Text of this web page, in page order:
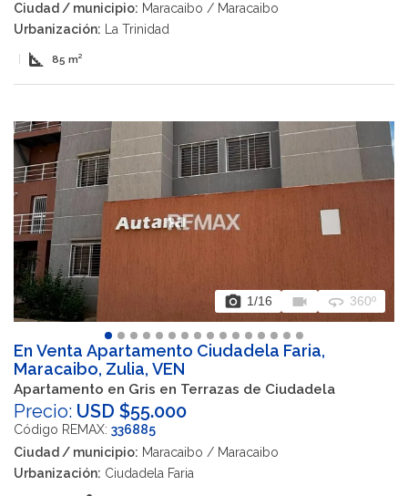
Ciudad / municipio: Maracaibo / Maracaibo
Urbanización: La Trinidad
square_foot 85 m²
photo_camera 1/16 videocam 360 360º
En Venta Apartamento Ciudadela Faria,
Maracaibo, Zulia, VEN
Apartamento en Gris en Terrazas de Ciudadela
Precio: USD $55.000
Código REMAX: 336885
Ciudad / municipio: Maracaibo / Maracaibo
Urbanización: Ciudadela Faria